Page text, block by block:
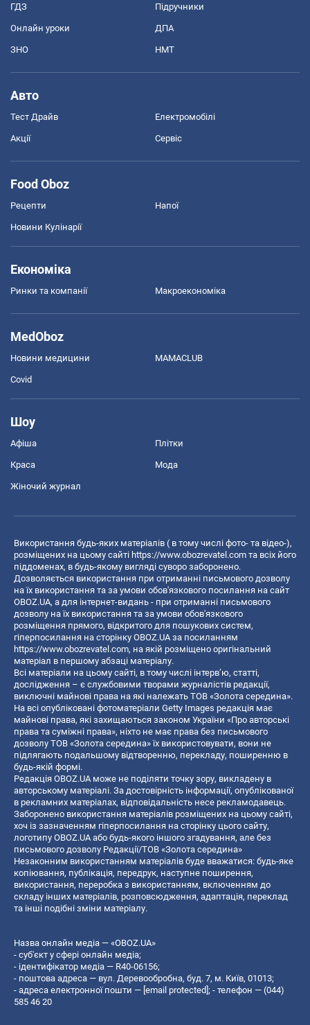
ГДЗ Підручники
Онлайн уроки ДПА
ЗНО НМТ
Авто
Тест Драйв Електромобілі
Акції Сервіс
Food Oboz
Рецепти Напої
Новини Кулінарії
Економіка
Ринки та компанії Макроекономіка
MedOboz
Новини медицини MAMACLUB
Covid
Шоу
Афіша Плітки
Краса Мода
Жіночий журнал
Використання будь-яких матеріалів ( в тому числі фото- та відео-),
розміщених на цьому сайті https://www.obozrevatel.com та всіх його
піддоменах, в будь-якому вигляді суворо заборонено.
Дозволяється використання при отриманні письмового дозволу
на їх використання та за умови обов'язкового посилання на сайт
OBOZ.UA, а для інтернет-видань - при отриманні письмового
дозволу на їх використання та за умови обов'язкового
розміщення прямого, відкритого для пошукових систем,
гіперпосилання на сторінку OBOZ.UA за посиланням
https://www.obozrevatel.com, на якій розміщено оригінальний
матеріал в першому абзаці матеріалу.
Всі матеріали на цьому сайті, в тому числі інтерв’ю, статті,
дослідження – є службовими творами журналістів редакції,
виключні майнові права на які належать ТОВ «Золота середина».
На всі опубліковані фотоматеріали Getty Images редакція має
майнові права, які захищаються законом України «Про авторські
права та суміжні права», ніхто не має права без письмового
дозволу ТОВ «Золота середина» їх використовувати, вони не
підлягають подальшому відтворенню, перекладу, поширенню в
будь-якій формі.
Редакція OBOZ.UA може не поділяти точку зору, викладену в
авторському матеріалі. За достовірність інформації, опублікованої
в рекламних матеріалах, відповідальність несе рекламодавець.
Заборонено використання матеріалів розміщених на цьому сайті,
хоч із зазначенням гіперпосилання на сторінку цього сайту,
логотипу OBOZ.UA або будь-якого іншого згадування, але без
письмового дозволу Редакції/ТОВ «Золота середина»
Незаконним використанням матеріалів буде вважатися: будь-яке
копiювання, публiкацiя, передрук, наступне поширення,
використання, переробка з використанням, включенням до
складу інших матеріалів, розповсюдження, адаптація, переклад
та інші подібні зміни матеріалу.
Назва онлайн медіа — «OBOZ.UA»
- суб'єкт у сфері онлайн медіа;
- ідентифікатор медіа — R40-06156;
- поштова адреса — вул. Деревообробна, буд. 7, м. Київ, 01013;
- адреса електронної пошти — [email protected] ; - телефон — (044)
585 46 20